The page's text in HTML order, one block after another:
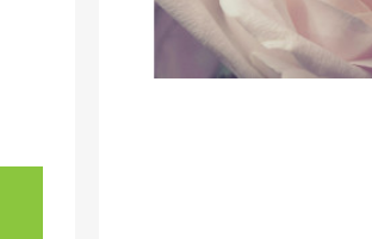
linie rabat, zapach...